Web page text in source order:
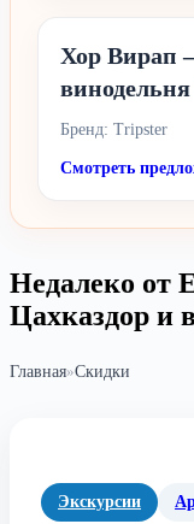
Хор Вирап
Бренд: Tripster
Смотреть
Недалеко от
Цахказдор и
Главная»Скидки
Экскурсии